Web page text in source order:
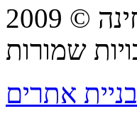
בניית אתרים